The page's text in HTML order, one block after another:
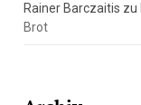
Rainer Barczaitis zu
Brot